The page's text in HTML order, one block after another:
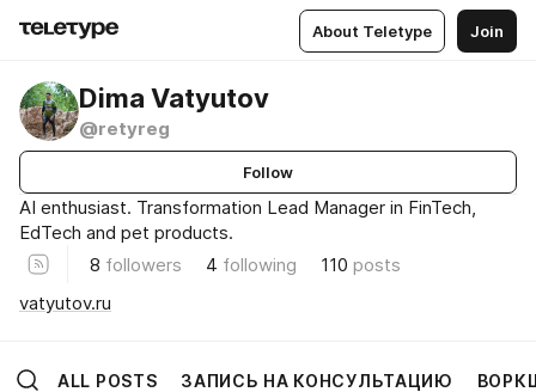
About Teletype Join
Dima Vatyutov
@retyreg
Follow
AI enthusiast. Transformation Lead Manager in FinTech,
EdTech and pet products.
8 followers 4 following 110 posts
vatyutov.ru
ALL POSTS ЗАПИСЬ НА КОНСУЛЬТАЦИЮ